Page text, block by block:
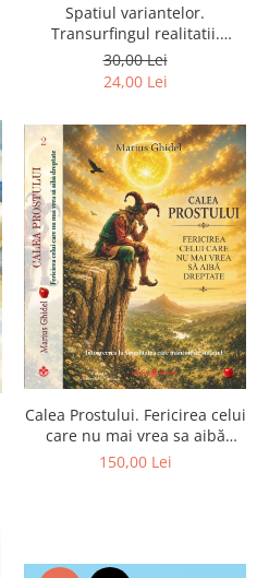
Spatiul variantelor.
Transurfingul realitatii.
Gradul 1. Cum sa ne
dezvoltam intuitia si sa ne
alegem soarta
30,00 Lei
24,00 Lei
Calea Prostului. Fericirea celui
care nu mai vrea sa aibă
dreptate - Intoarcerea la
150,00 Lei